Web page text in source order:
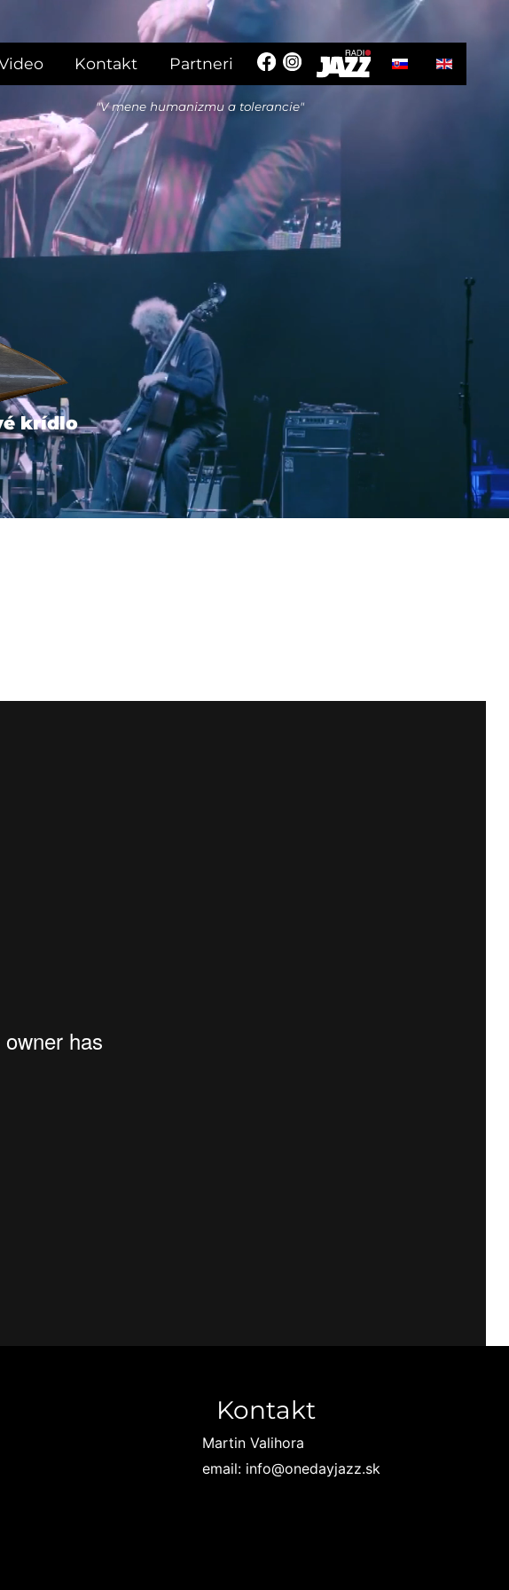
Kontakt Partneri
"V mene humanizmu a tolerancie"
Vyberte váš jazyk
krídlo
Kontakt
Martin Valihora
email: info@onedayjazz.sk